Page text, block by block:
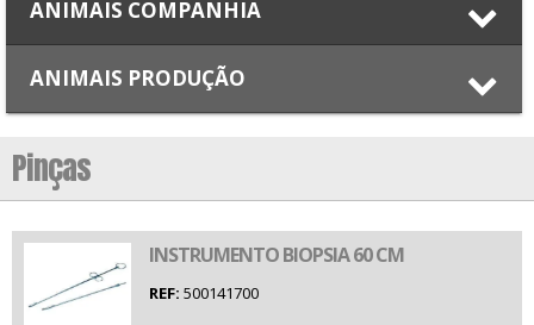
ANIMAIS COMPANHIA
ANIMAIS PRODUÇÃO
Pinças
INSTRUMENTO BIOPSIA 60 CM
REF: 500141700